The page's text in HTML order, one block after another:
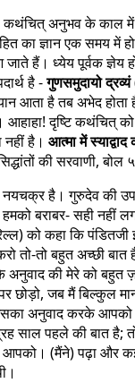
कथंचित् अनुभव के काल
का ज्ञान एक समय में
हैं। ध्येय पूर्वक ज्ञेय
है -गुणसमुदायो द्रव्यं
आता है तब अभेद होता
दृष्टि कथंचित्
है। आत्मा में
की सरवाणी, बोल
नयचक्र है। गुरुदेव की
बराबर- सही नहीं
को कहा कि पंडितजी
तो-तो बहुत अच्छी
अनुवाद की मेरे को बहुत
छोड़ो, जब मैं बिल्कुल
अनुवाद करके
साल पहले की बात है;
आपको। (मैंने) पढ़ा और कई